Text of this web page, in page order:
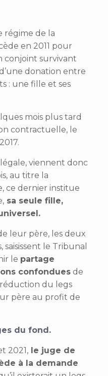
régime de la
en 2011 pour
conjoint survivant
donation entre
: une fille et ses
mois plus tard
contractuelle, le
viennent donc
au titre la
ce dernier institue
sa seule fille,
leur père, les deux
saisissent le Tribunal
le partage
confonduesde
du legs
père au profit de
du fond.
2021,le juge de
à la demande